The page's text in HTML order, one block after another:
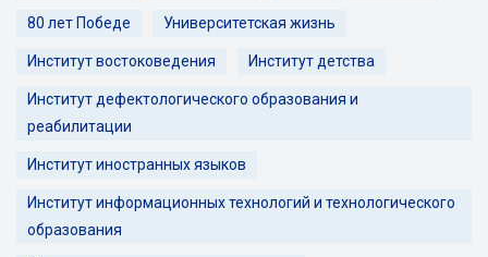
80 лет Победе Университетская жизнь
Институт востоковедения Институт детства
Институт дефектологического образования и
реабилитации
Институт иностранных языков
Институт информационных технологий и технологического
образования